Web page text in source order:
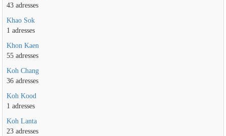
43 adresses
Khao Sok
1 adresses
Khon Kaen
55 adresses
Koh Chang
36 adresses
Koh Kood
1 adresses
Koh Lanta
23 adresses